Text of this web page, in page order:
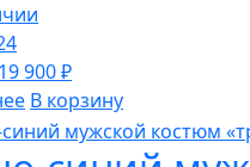
Первоначальная
26
19 900₽Текущая
цена:
19
900 ₽.
В корзину